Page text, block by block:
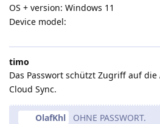
OS + version: Windows 11
Device model:
timo
Das Passwort schützt Zugriff auf
Cloud Sync.
OlafKhl OHNE PASSWORT.